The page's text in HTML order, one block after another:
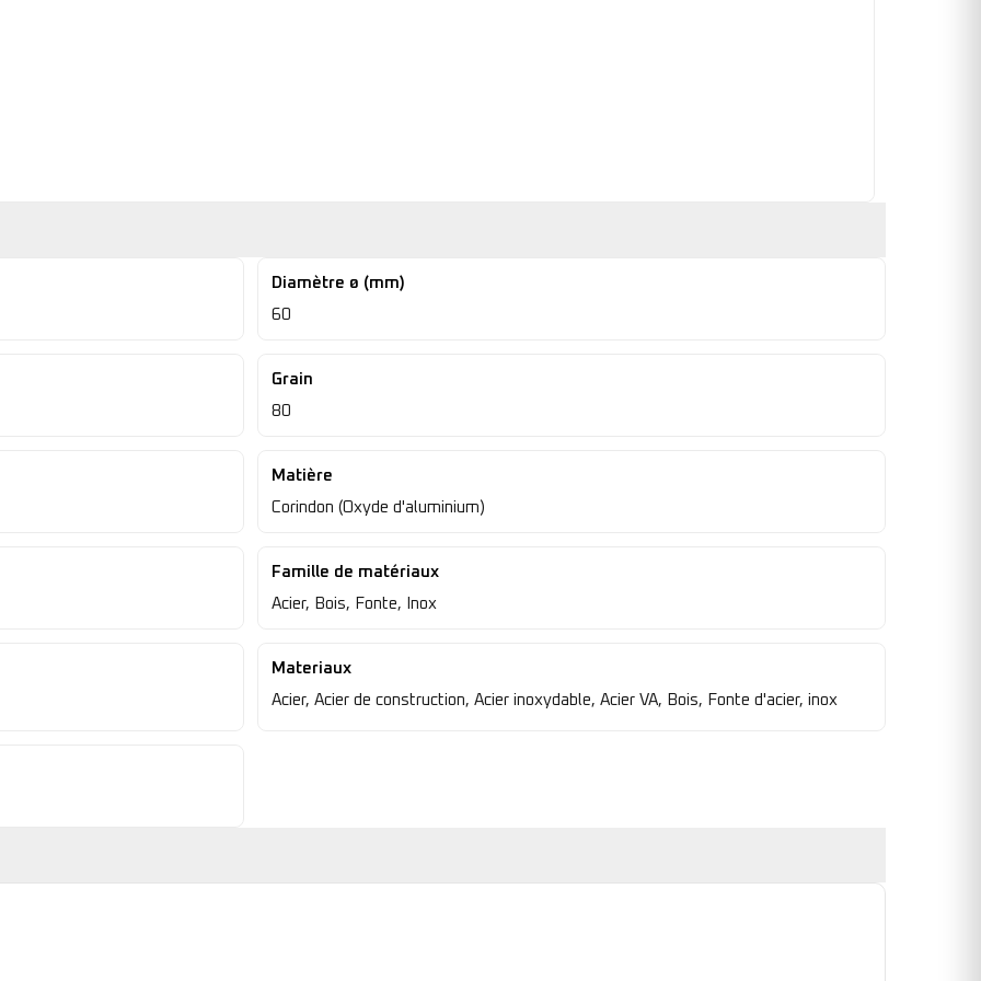
Diamètre ø (mm)
60
Grain
80
Matière
Corindon (Oxyde d'aluminium)
Famille de matériaux
Acier, Bois, Fonte, Inox
Materiaux
Acier, Acier de construction, Acier inoxydable, Acier VA, Bois, Fonte d'acier, inox